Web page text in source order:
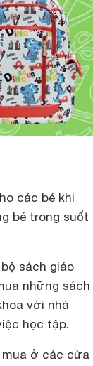
các bé khi
bé trong suốt
sách giáo
những sách
với nhà
học tập.
mua ở các cửa